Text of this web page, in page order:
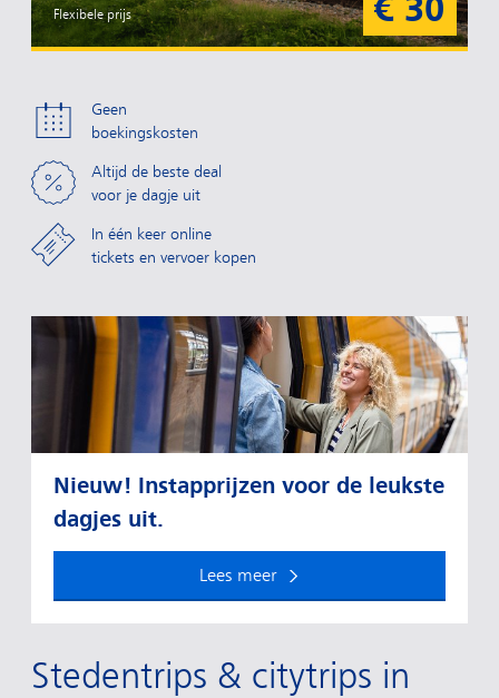
Flexibele prijs
Geen
boekingskosten
Altijd de beste deal
voor je dagje uit
In één keer online
tickets en vervoer kopen
Nieuw! Instapprijzen voor de leukste
dagjes uit.
Lees meer
Stedentrips & citytrips in